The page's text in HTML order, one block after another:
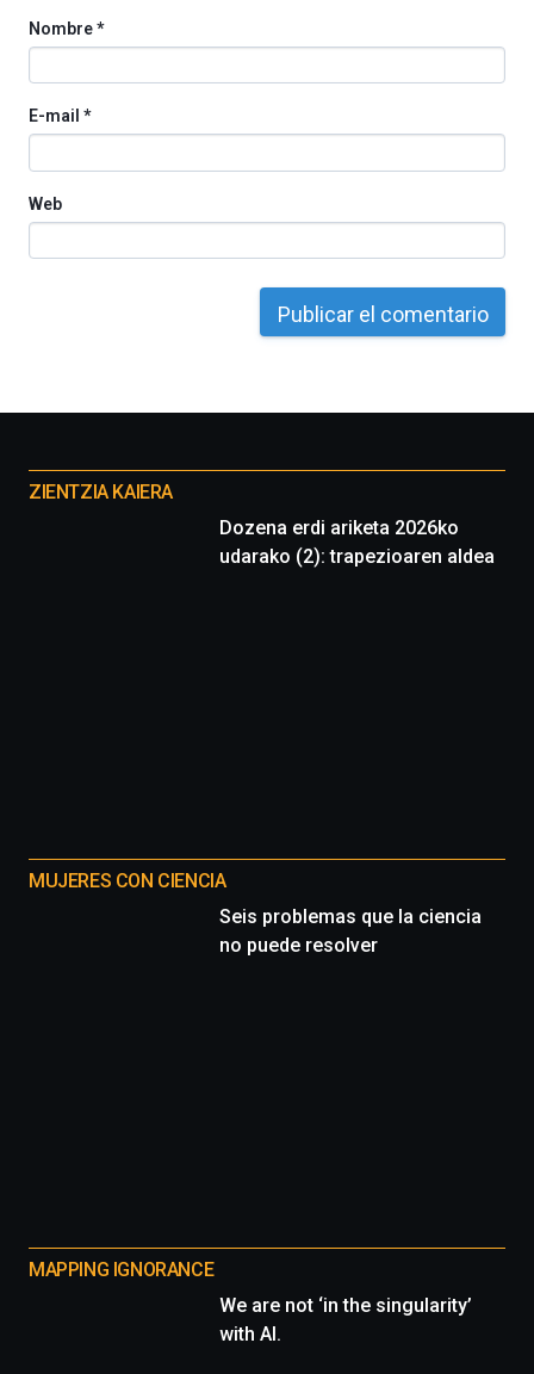
Nombre*
E-mail *
Web
proyectos
ZIENTZIA KAIERA
Dozena erdi ariketa 2026ko
udarako (2): trapezioaren aldea
MUJERES CON CIENCIA
Seis problemas que la ciencia
no puede resolver
MAPPING IGNORANCE
We are not ‘in the singularity’
with AI.